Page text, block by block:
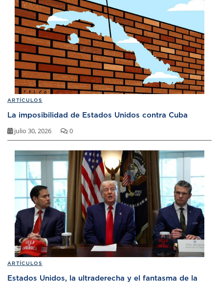
ARTÍCULOS
La imposibilidad de Estados Unidos contra Cuba
julio 30, 2026 0
ARTÍCULOS
Estados Unidos, la ultraderecha y el fantasma de la